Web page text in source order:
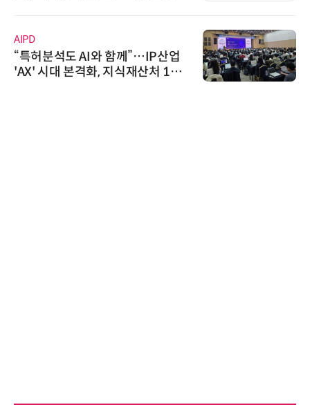
AIPD
“특허분석도 AI와 함께”…IP산업
'AX' 시대 본격화, 지식재산처 1호